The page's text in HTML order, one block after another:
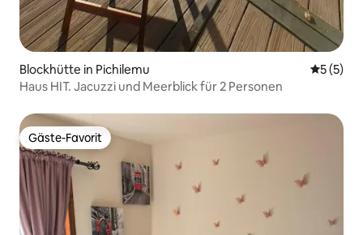
Blockhütte in Pichilemu
5 (5)
Haus HIT. Jacuzzi und Meerblick für 2 Personen
Gäste-Favorit
Gäste-Favorit